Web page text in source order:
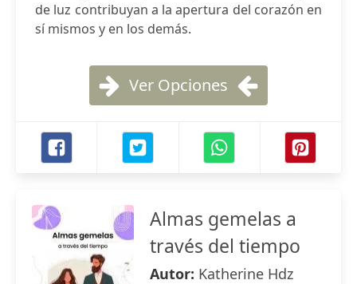
de luz contribuyan a la apertura del corazón en
sí mismos y en los demás.
Ver Opciones
Almas gemelas a
través del tiempo
Autor: Katherine Hdz